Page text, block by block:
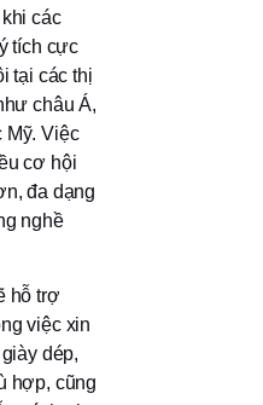
các
tích cực
tại các thị
châu Á,
Mỹ. Việc
cơ hội
đa dạng
nghề
hỗ trợ
việc xin
dép,
hợp, cũng